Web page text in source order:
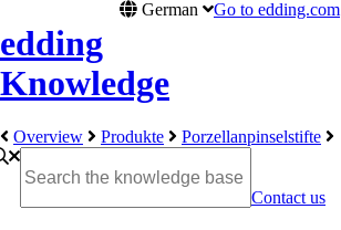
edding
Knowledge
German Go to edding.com
Overview Produkte Porzellanpinselstifte
Contact us